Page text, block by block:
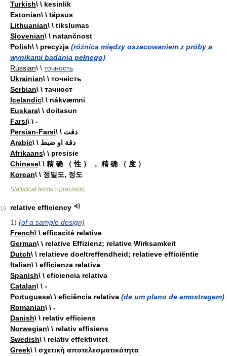
Turkish\ \ kesinlik
Estonian\ \ täpsus
Lithuanian\ \ tikslumas
Slovenian\ \ natančnost
Polish\ \ precyzja (różnica między oszacowaniem z próby a
wynikami badania pełnego)
Russian\ \ точность
Ukrainian\ \ точність
Serbian\ \ тачност
Icelandic\ \ nákvæmni
Euskara\ \ doitasun
Farsi\ \ -
Persian-Farsi
\ \ دقت
Arabic
\ \ دقة او ضبط
Afrikaans\ \ presisie
Chinese\ \ 精 确 （ 性 ） ， 精 确 （ 度 ）
Korean\ \ 정밀도, 정도
Statistical terms > precision
19
relative efficiency
1) (of a sample design)
French\ \ efficacité relative
German\ \ relative Effizienz; relative Wirksamkeit
Dutch\ \ relatieve doeltreffendheid; relatieve efficiëntie
Italian\ \ efficienza relativa
Spanish\ \ eficiencia relativa
Catalan\ \ -
Portuguese\ \ eficiência relativa (de um plano de amostragem)
Romanian\ \ -
Danish\ \ relativ efficiens
Norwegian\ \ relativ effisiens
Swedish\ \ relativ effektivitet
Greek\ \ σχετική αποτελεσματικότητα